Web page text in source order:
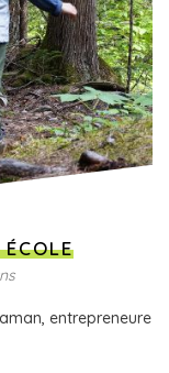
entrepreneure